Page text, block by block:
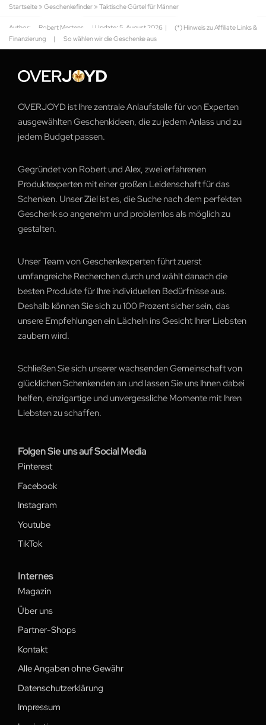
Startseite » Geschenkefinder » Taktische Gürtel für Männer
Author: Robert Mertens | Update: 5. August 2026 |
(*) Hinweis zu Affiliate Links &
Finanzierung
| So wählen wir die Geschenke aus
OVERJOYD ist Ihre zentrale Anlaufstelle für von Experten
ausgewählten Geschenkideen, die zu jedem Anlass und zu
jedem Budget passen.
Gegründet von Robert und Alex, zwei erfahrenen
Produktexperten mit einer großen Leidenschaft für das
Schenken. Unser Ziel ist es, die Suche nach dem perfekten
Geschenk so angenehm und problemlos als möglich zu
gestalten.
Unser Team von Geschenkexperten führt zuerst
umfangreiche Recherchen durch und wählt danach die
besten Produkte für Ihre individuellen Bedürfnisse aus.
Deshalb können Sie sich zu 100 Prozent sicher sein, das
unsere Empfehlungen ein Lächeln ins Gesicht Ihrer Liebsten
zaubern wird.
Schließen Sie sich unserer wachsenden Gemeinschaft von
glücklichen Schenkenden an und lassen Sie uns Ihnen dabei
helfen, einzigartige und unvergessliche Momente mit Ihren
Liebsten zu schaffen.
Folgen Sie uns auf Social Media
Pinterest
Facebook
Instagram
Youtube
TikTok
Internes
Magazin
Über uns
Partner-Shops
Kontakt
Alle Angaben ohne Gewähr
Datenschutzerklärung
Impressum